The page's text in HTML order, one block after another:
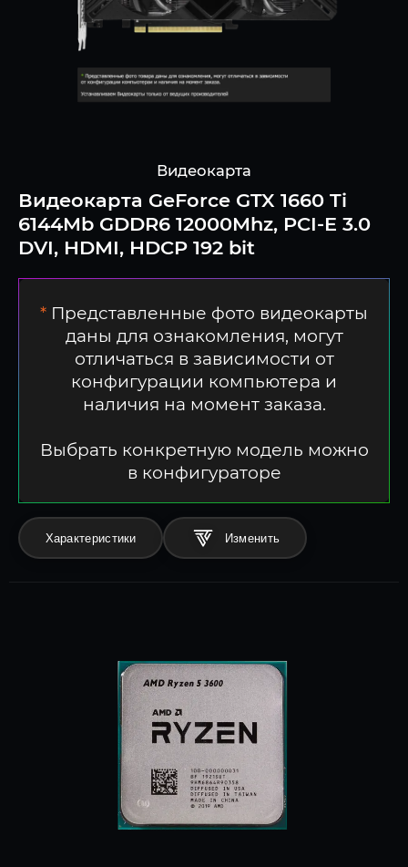
Видеокарта
Видеокарта GeForce GTX 1660 Ti
6144Mb GDDR6 12000Mhz, PCI-E 3.0
DVI, HDMI, HDCP 192 bit
* Представленные фото видеокарты
даны для ознакомления, могут
отличаться в зависимости от
конфигурации компьютера и
наличия на момент заказа.
Выбрать конкретную модель можно
в конфигураторе
Характеристики